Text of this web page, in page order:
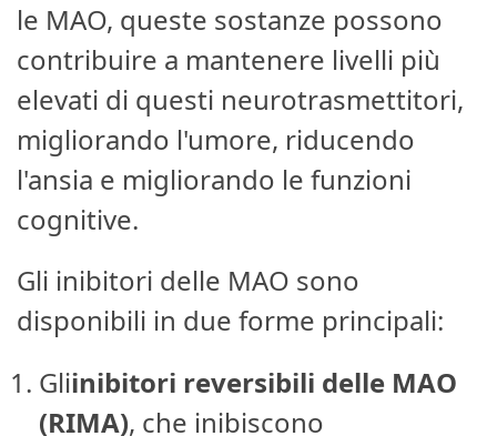
le MAO, queste sostanze possono
contribuire a mantenere livelli più
elevati di questi neurotrasmettitori,
migliorando l'umore, riducendo
l'ansia e migliorando le funzioni
cognitive.
Gli inibitori delle MAO sono
disponibili in due forme principali:
Gliinibitori reversibili delle MAO
(RIMA), che inibiscono